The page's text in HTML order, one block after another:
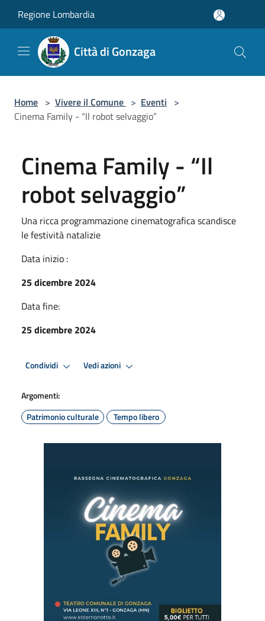
Regione Lombardia
Città di Gonzaga
Home > Vivere il Comune > Eventi >
Cinema Family - “Il robot selvaggio”
Cinema Family - “Il
robot selvaggio”
Una ricca programmazione cinematografica scandisce
le festività natalizie
Data inizio :
25 dicembre 2024
Data fine:
25 dicembre 2024
Condividi Vedi azioni
Argomenti:
Patrimonio culturale
Tempo libero